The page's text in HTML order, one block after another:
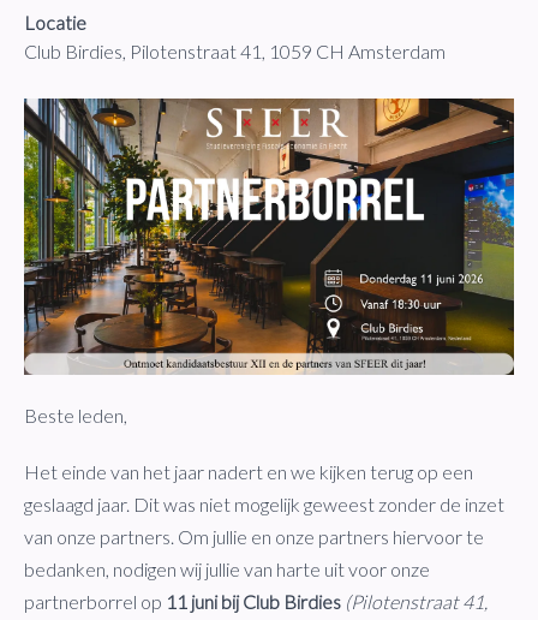
Locatie
Club Birdies, Pilotenstraat 41, 1059 CH Amsterdam
Beste leden,
Het einde van het jaar nadert en we kijken terug op een
geslaagd jaar. Dit was niet mogelijk geweest zonder de inzet
van onze partners. Om jullie en onze partners hiervoor te
bedanken, nodigen wij jullie van harte uit voor onze
partnerborrel op 11 juni bij Club Birdies (Pilotenstraat 41,